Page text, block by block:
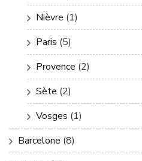
Nièvre (1)
Paris (5)
Provence (2)
Sète (2)
Vosges (1)
Barcelone (8)